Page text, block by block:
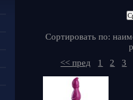
Сортировать по:
<< пред
1 2 3